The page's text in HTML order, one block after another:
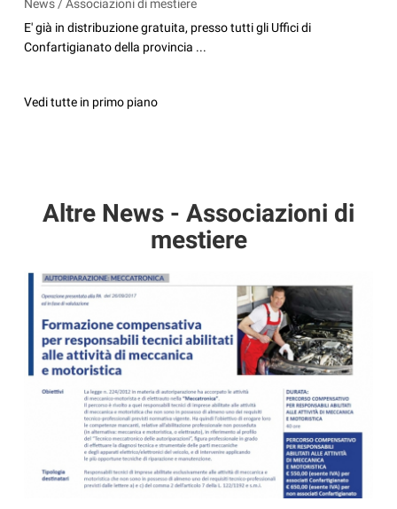
News / Associazioni di mestiere
E' già in distribuzione gratuita, presso tutti gli Uffici di
Confartigianato della provincia ...
Vedi tutte in primo piano
Altre News - Associazioni di
mestiere